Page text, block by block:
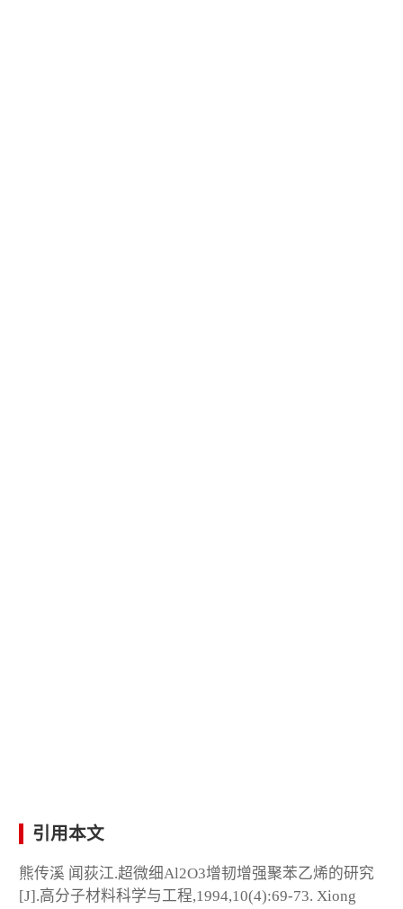
引用本文
熊传溪 闻荻江.超微细Al2O3增韧增强聚苯乙烯的研究
[J].高分子材料科学与工程,1994,10(4):69-73. Xiong